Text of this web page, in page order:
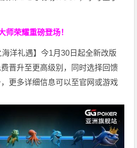
师荣耀重磅登场！
海洋礼遇】今1月30日起全新改版
费晋升至更高级别，同时选择回馈
更多详细信息可以至官网或游戏